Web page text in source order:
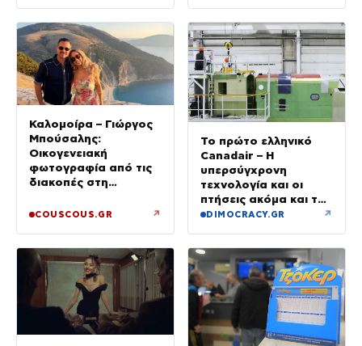
Καλομοίρα – Γιώργος
Μπούσαλης:
Οικογενειακή
φωτογραφία από τις
διακοπές στη
τους παιδιά
COUSCOUS.GR ↗
Το πρώτο ελληνικό
Canadair – Η
υπερσύγχρονη
τεχνολογία και οι
πτήσεις ακόμα και τη
νύχτα – βίντεο
DIMOCRACY.GR ↗